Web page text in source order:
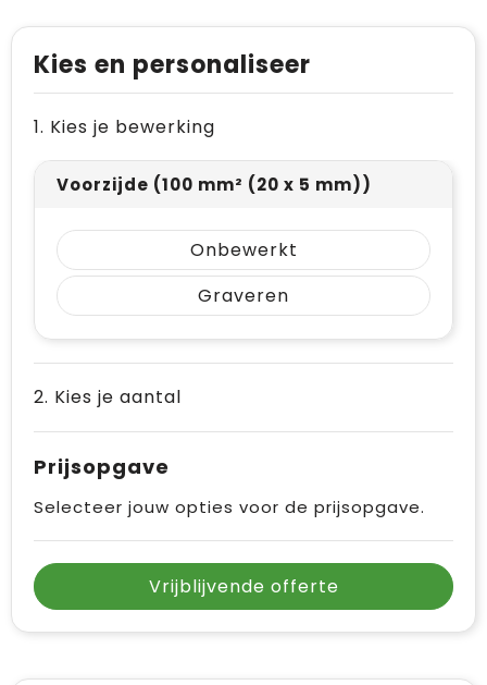
Paraplu's
Reisbenodigdheden
Sleutelhangers en Lanyards
Snoepgoed
Sport
Veiligheid, Auto en Fiets
Vrije tijd en Strand
Winterse inspiratie
Reflecterende vesten
Papieren tassen
Rugzakken
Schoudertassen
Sporttassen
Toilettassen
Waterbestendige tassen
Draagtassen
Trolleys
Kies en personaliseer
1. Kies je bewerking
Voorzijde (100 mm² (20 x 5 mm))
Onbewerkt
Graveren
2. Kies je aantal
Prijsopgave
Selecteer jouw opties voor de prijsopgave.
Vrijblijvende offerte